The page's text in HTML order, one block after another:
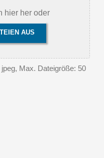
hier her oder
AUS
Max. Dateigröße: 50